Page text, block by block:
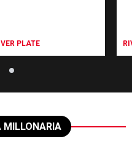
PLATE
MILLONARIA